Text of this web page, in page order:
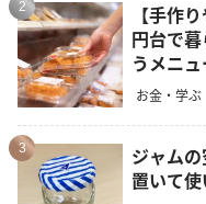
2
【手作
円台で
うメニュ
お金・学ぶ
3
ジャム
置いて使